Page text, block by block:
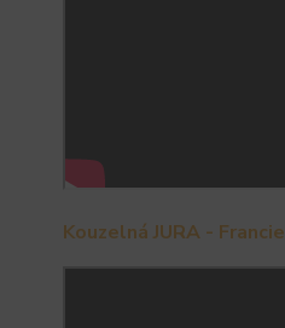
Kouzelná JURA - Francie